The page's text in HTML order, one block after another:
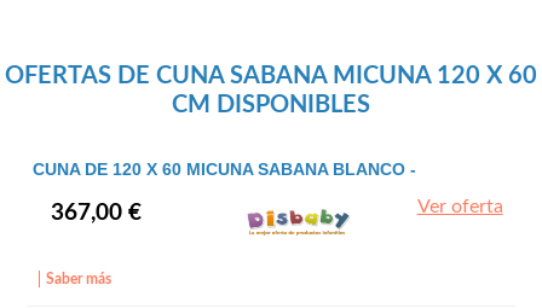
OFERTAS DE CUNA SABANA MICUNA 120 X 60
CM DISPONIBLES
CUNA DE 120 X 60 MICUNA SABANA BLANCO -
Saber más
367,00 € Ver oferta